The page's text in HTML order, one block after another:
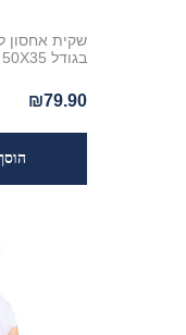
שקית אחסון
בגודל 50X35 ס"מ
₪79.90